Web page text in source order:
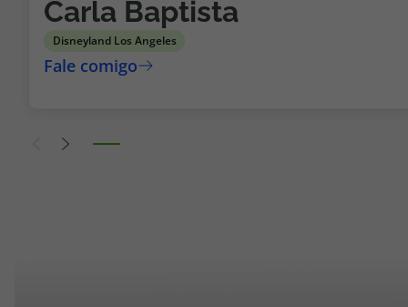
Carla Baptista
Disneyland Los Angeles